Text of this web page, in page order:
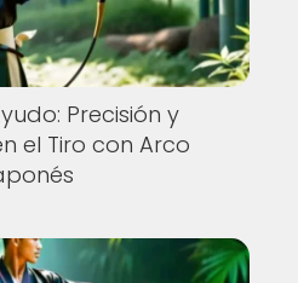
Precisión y
el Tiro con Arco